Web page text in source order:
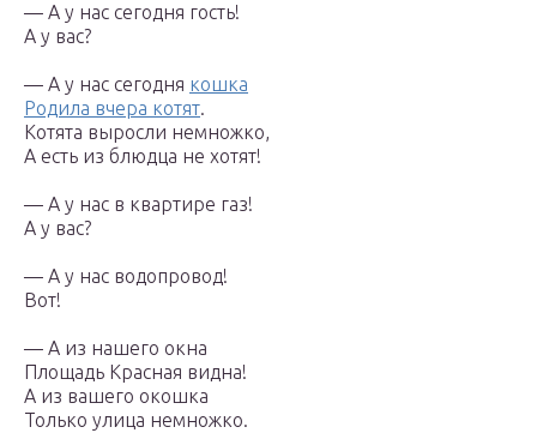
— А у нас сегодня гость!
А у вас?
— А у нас сегодня кошка
Родила вчера котят.
Котята выросли немножко,
А есть из блюдца не хотят!
— А у нас в квартире газ!
А у вас?
— А у нас водопровод!
Вот!
— А из нашего окна
Площадь Красная видна!
А из вашего окошка
Только улица немножко.